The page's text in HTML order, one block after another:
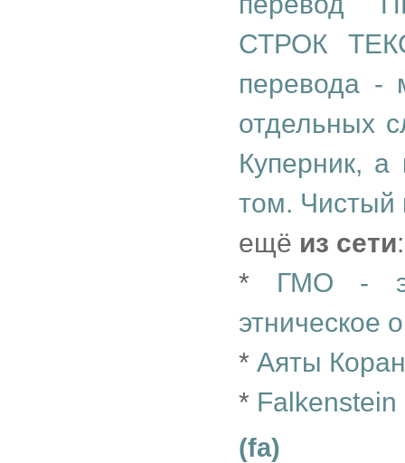
СТРОК
перевода -
отдельных
Куперник, а
том. Чистый
ещё из сети:
* ГМО -
этническое
* Аяты
* Falkenstein
(fa)